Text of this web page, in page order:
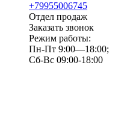
+79955006745
Отдел продаж
Заказать звонок
Режим работы:
Пн-Пт 9:00—18:00;
Сб-Вс 09:00-18:00